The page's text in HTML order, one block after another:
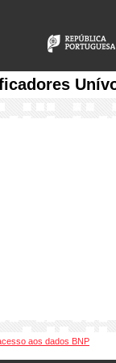
aos dados BNP